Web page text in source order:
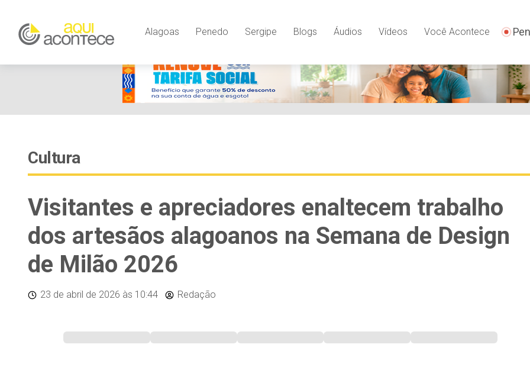
Alagoas Penedo Sergipe Blogs Áudios Vídeos Você Acontece
Cultura
Visitantes e apreciadores enaltecem trabalho
dos artesãos alagoanos na Semana de Design
de Milão 2026
23 de abril de 2026 às 10:44 Redação